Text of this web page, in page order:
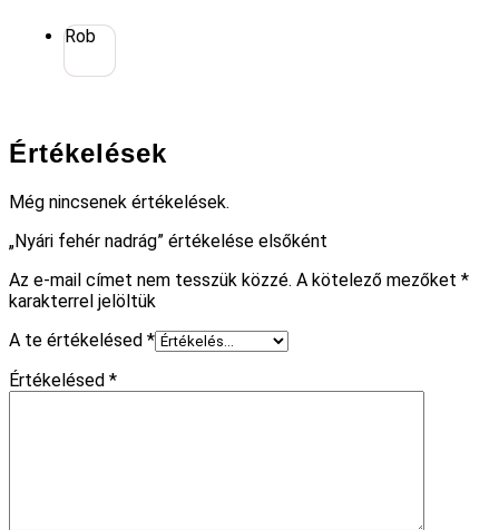
Rob
Értékelések
Még nincsenek értékelések.
„Nyári fehér nadrág” értékelése elsőként
Az e-mail címet nem tesszük közzé. A kötelező mezőket *
karakterrel jelöltük
A te értékelésed *
Értékelésed *